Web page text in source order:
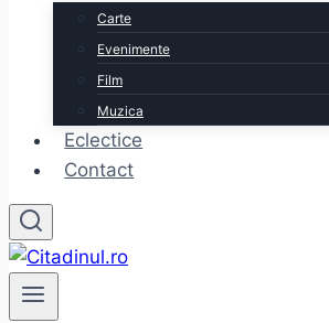
Carte
Evenimente
Film
Muzica
Eclectice
Contact